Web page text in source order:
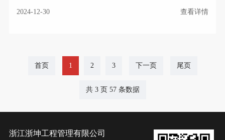
2024-12-30 查看详情
首页 1 2 3 下一页 尾页
共 3 页 57 条数据
浙江浙坤工程管理有限公司